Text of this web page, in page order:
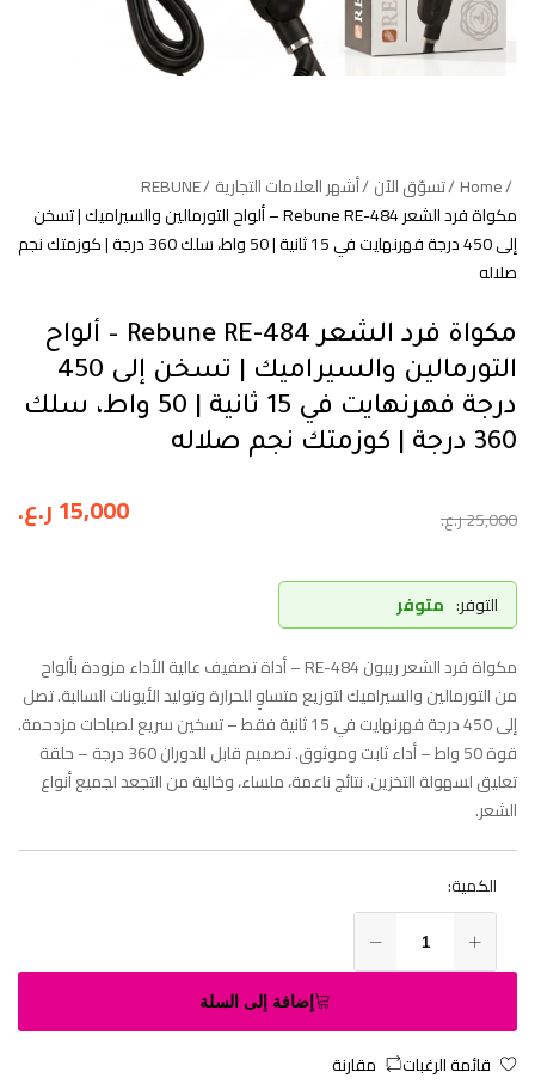
Home تسوّق الآن أشهر العلامات التجارية REBUNE
مكواة فرد الشعر Rebune RE-484 – ألواح التورمالين والسيراميك | تسخن
إلى 450 درجة فهرنهايت في 15 ثانية | 50 واط، سلك 360 درجة | كوزمتك نجم
صلاله
مكواة فرد الشعر Rebune RE-484 – ألواح
التورمالين والسيراميك | تسخن إلى 450
درجة فهرنهايت في 15 ثانية | 50 واط، سلك
360 درجة | كوزمتك نجم صلاله
25,000ر.ع. 15,000ر.ع.
التوفر: متوفر
مكواة فرد الشعر ريبون RE-484 – أداة تصفيف عالية الأداء مزودة بألواح
من التورمالين والسيراميك لتوزيع متساوٍ للحرارة وتوليد الأيونات السالبة. تصل
إلى 450 درجة فهرنهايت في 15 ثانية فقط – تسخين سريع لصباحات مزدحمة.
قوة 50 واط – أداء ثابت وموثوق. تصميم قابل للدوران 360 درجة – حلقة
تعليق لسهولة التخزين. نتائج ناعمة، ملساء، وخالية من التجعد لجميع أنواع
الشعر.
الكمية:
إضافة إلى السلة
قائمة الرغبات مقارنة